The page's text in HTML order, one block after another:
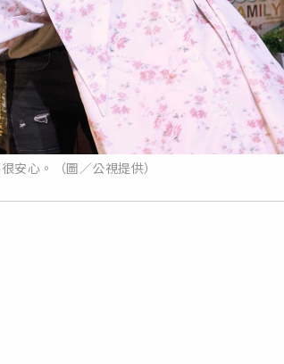
安心。（圖／公視提供）